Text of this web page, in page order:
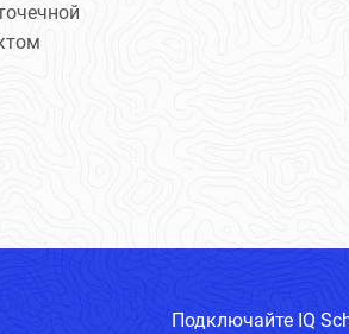
Подключайте IQ